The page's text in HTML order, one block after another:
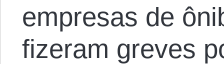
empresas de
fizeram greves